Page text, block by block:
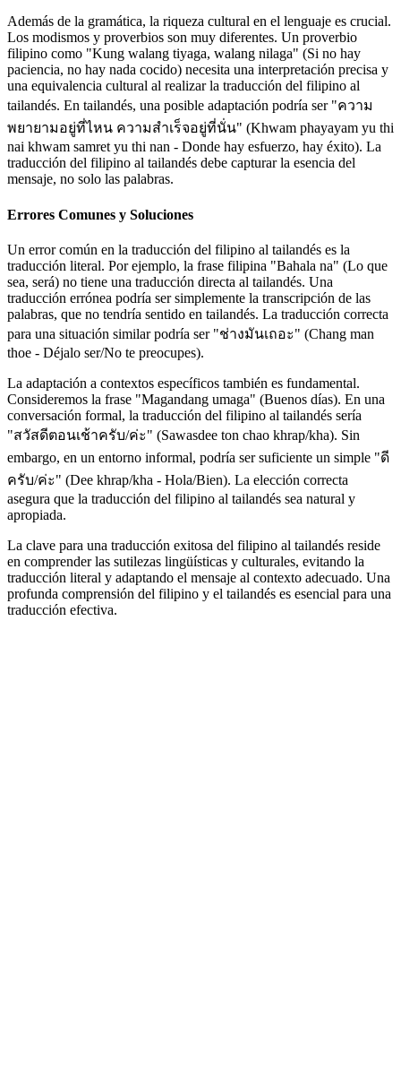
Además de la gramática, la riqueza cultural en el lenguaje es crucial.
Los modismos y proverbios son muy diferentes. Un proverbio
filipino como "Kung walang tiyaga, walang nilaga" (Si no hay
paciencia, no hay nada cocido) necesita una interpretación precisa y
una equivalencia cultural al realizar la traducción del filipino al
tailandés. En tailandés, una posible adaptación podría ser "ความ
พยายามอยู่ที่ไหน ความสำเร็จอยู่ที่นั่น" (Khwam phayayam yu thi
nai khwam samret yu thi nan - Donde hay esfuerzo, hay éxito). La
traducción del filipino al tailandés debe capturar la esencia del
mensaje, no solo las palabras.
Errores Comunes y Soluciones
Un error común en la traducción del filipino al tailandés es la
traducción literal. Por ejemplo, la frase filipina "Bahala na" (Lo que
sea, será) no tiene una traducción directa al tailandés. Una
traducción errónea podría ser simplemente la transcripción de las
palabras, que no tendría sentido en tailandés. La traducción correcta
para una situación similar podría ser "ช่างมันเถอะ" (Chang man
thoe - Déjalo ser/No te preocupes).
La adaptación a contextos específicos también es fundamental.
Consideremos la frase "Magandang umaga" (Buenos días). En una
conversación formal, la traducción del filipino al tailandés sería
"สวัสดีตอนเช้าครับ/ค่ะ" (Sawasdee ton chao khrap/kha). Sin
embargo, en un entorno informal, podría ser suficiente un simple "ดี
ครับ/ค่ะ" (Dee khrap/kha - Hola/Bien). La elección correcta
asegura que la traducción del filipino al tailandés sea natural y
apropiada.
La clave para una traducción exitosa del filipino al tailandés reside
en comprender las sutilezas lingüísticas y culturales, evitando la
traducción literal y adaptando el mensaje al contexto adecuado. Una
profunda comprensión del filipino y el tailandés es esencial para una
traducción efectiva.